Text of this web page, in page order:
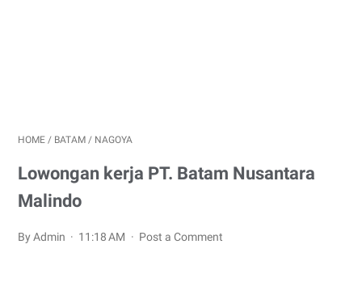
HOME / BATAM / NAGOYA
Lowongan kerja PT. Batam Nusantara
Malindo
By Admin 11:18 AM Post a Comment